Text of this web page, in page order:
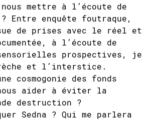
nous mettre à l’écoute de
Entre enquête foutraque,
de prises avec le réel et
à l’écoute de
prospectives, je
et l’interstice.
cosmogonie des fonds
aider à éviter la
destruction ?
Sedna ? Qui me parlera